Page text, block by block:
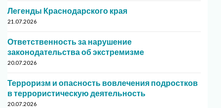
Легенды Краснодарского края
21.07.2026
Ответственность за нарушение
законодательства об экстремизме
20.07.2026
Терроризм и опасность вовлечения подростков
в террористическую деятельность
20.07.2026